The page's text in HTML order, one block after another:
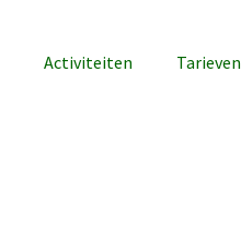
Activiteiten Tarieven